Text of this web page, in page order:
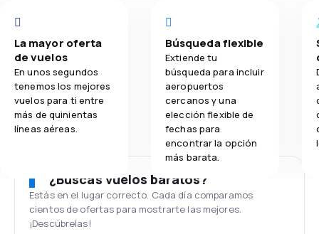
La mayor oferta
de vuelos
En unos segundos
tenemos los mejores
vuelos para ti entre
más de quinientas
líneas aéreas.
Búsqueda flexible
Extiende tu
búsqueda para incluir
aeropuertos
cercanos y una
elección flexible de
fechas para
encontrar la opción
más barata.
¿Buscas vuelos baratos?
Estás en el lugar correcto. Cada día comparamos
cientos de ofertas para mostrarte las mejores.
¡Descúbrelas!